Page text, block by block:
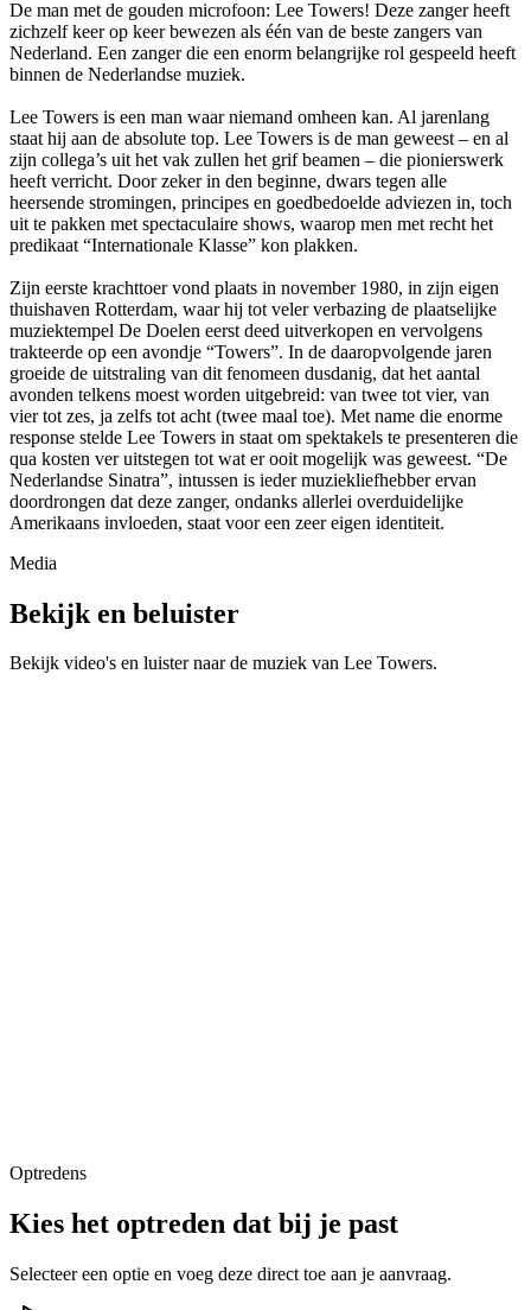
De man met de gouden microfoon: Lee Towers! Deze zanger heeft
zichzelf keer op keer bewezen als één van de beste zangers van
Nederland. Een zanger die een enorm belangrijke rol gespeeld heeft
binnen de Nederlandse muziek.
Lee Towers is een man waar niemand omheen kan. Al jarenlang
staat hij aan de absolute top. Lee Towers is de man geweest – en al
zijn collega’s uit het vak zullen het grif beamen – die pionierswerk
heeft verricht. Door zeker in den beginne, dwars tegen alle
heersende stromingen, principes en goedbedoelde adviezen in, toch
uit te pakken met spectaculaire shows, waarop men met recht het
predikaat “Internationale Klasse” kon plakken.
Zijn eerste krachttoer vond plaats in november 1980, in zijn eigen
thuishaven Rotterdam, waar hij tot veler verbazing de plaatselijke
muziektempel De Doelen eerst deed uitverkopen en vervolgens
trakteerde op een avondje “Towers”. In de daaropvolgende jaren
groeide de uitstraling van dit fenomeen dusdanig, dat het aantal
avonden telkens moest worden uitgebreid: van twee tot vier, van
vier tot zes, ja zelfs tot acht (twee maal toe). Met name die enorme
response stelde Lee Towers in staat om spektakels te presenteren die
qua kosten ver uitstegen tot wat er ooit mogelijk was geweest. “De
Nederlandse Sinatra”, intussen is ieder muziekliefhebber ervan
doordrongen dat deze zanger, ondanks allerlei overduidelijke
Amerikaans invloeden, staat voor een zeer eigen identiteit.
Media
Bekijk en beluister
Bekijk video's en luister naar de muziek van Lee Towers.
Optredens
Kies het optreden dat bij je past
Selecteer een optie en voeg deze direct toe aan je aanvraag.